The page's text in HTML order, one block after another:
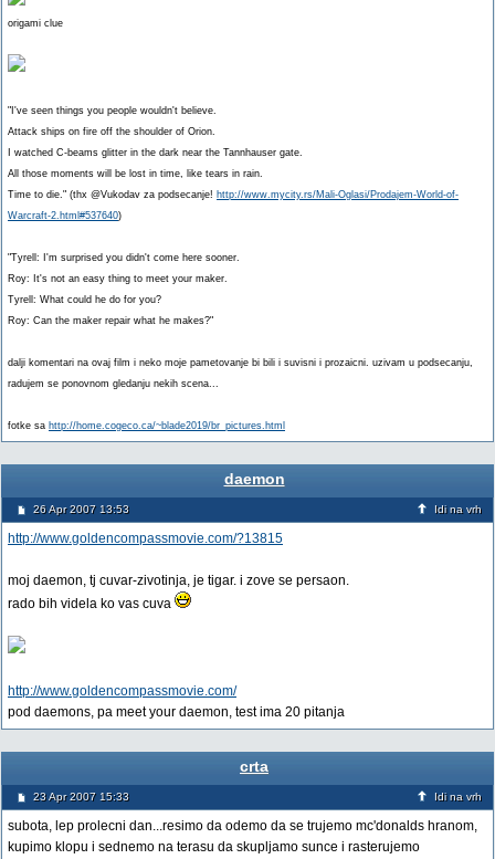
origami clue
"I've seen things you people wouldn't believe.
Attack ships on fire off the shoulder of Orion.
I watched C-beams glitter in the dark near the Tannhauser gate.
All those moments will be lost in time, like tears in rain.
Time to die." (thx @Vukodav za podsecanje! http://www.mycity.rs/Mali-Oglasi/Prodajem-World-of-
Warcraft-2.html#537640)
"Tyrell: I'm surprised you didn't come here sooner.
Roy: It's not an easy thing to meet your maker.
Tyrell: What could he do for you?
Roy: Can the maker repair what he makes?"
dalji komentari na ovaj film i neko moje pametovanje bi bili i suvisni i prozaicni. uzivam u podsecanju,
radujem se ponovnom gledanju nekih scena...
fotke sa http://home.cogeco.ca/~blade2019/br_pictures.html
daemon
26 Apr 2007 13:53 Idi na vrh
http://www.goldencompassmovie.com/?13815
moj daemon, tj cuvar-zivotinja, je tigar. i zove se persaon.
rado bih videla ko vas cuva
http://www.goldencompassmovie.com/
pod daemons, pa meet your daemon, test ima 20 pitanja
crta
23 Apr 2007 15:33 Idi na vrh
subota, lep prolecni dan...resimo da odemo da se trujemo mc'donalds hranom,
kupimo klopu i sednemo na terasu da skupljamo sunce i rasterujemo